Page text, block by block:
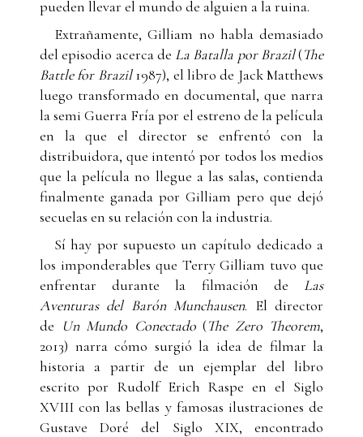
pueden llevar el mundo de alguien a la ruina.
Extrañamente, Gilliam no habla demasiado
del episodio acerca de La Batalla por Brazil(The
Battle for Brazil1987), el libro de Jack Matthews
luego transformado en documental, que narra
la semi Guerra Fría por el estreno de la película
en la que el director se enfrentó con la
distribuidora, que intentó por todos los medios
que la película no llegue a las salas, contienda
finalmente ganada por Gilliam pero que dejó
secuelas en su relación con la industria.
Sí hay por supuesto un capítulo dedicado a
los imponderables que Terry Gilliam tuvo que
enfrentar durante la filmación de Las
Aventuras del Barón Munchausen. El director
de Un Mundo Conectado(The Zero Theorem,
2013) narra cómo surgió la idea de filmar la
historia a partir de un ejemplar del libro
escrito por Rudolf Erich Raspe en el Siglo
XVIII con las bellas y famosas ilustraciones de
Gustave Doré del Siglo XIX, encontrado